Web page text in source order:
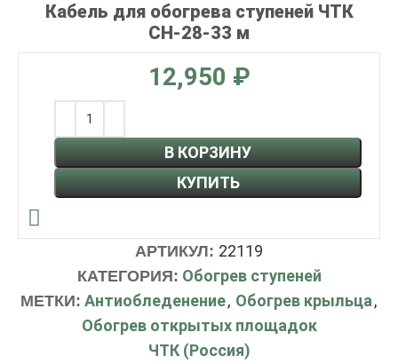
Кабель для обогрева ступеней ЧТК
СН-28-33 м
₽
В КОРЗИНУ
КУПИТЬ
АРТИКУЛ: 22119
КАТЕГОРИЯ: Обогрев ступеней
МЕТКИ: Антиобледенение, Обогрев крыльца,
Обогрев открытых площадок
ЧТК (Россия)